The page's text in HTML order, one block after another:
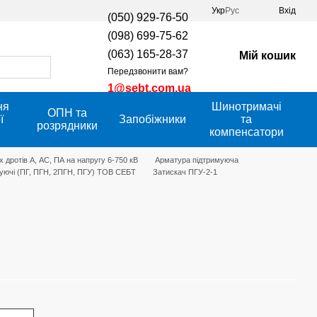
УкрРус Вхід
(050) 929-76-50
(098) 699-75-62
(063) 165-28-37
Передзвонити вам?
1@sebt.com.ua
Мій кошик
ОПН та
розрядники
Запобіжники
Шинотримачі
та
компенсатори
дротів А, АС, ПА на напругу 6-750 кВ
Арматура підтримуюча
(ПГ, ПГН, 2ПГН, ПГУ) ТОВ СЕБТ
Затискач ПГУ-2-1